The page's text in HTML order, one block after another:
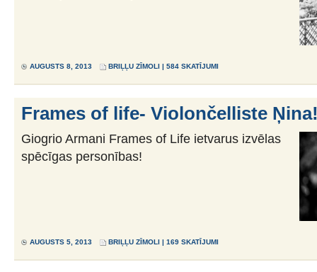
AUGUSTS 8, 2013 BRIĻĻU ZĪMOLI | 584 SKATĪJUMI
Frames of life- Violončelliste
Giogrio Armani Frames of Life ietvarus izvēlas
spēcīgas personības!
AUGUSTS 5, 2013 BRIĻĻU ZĪMOLI | 169 SKATĪJUMI